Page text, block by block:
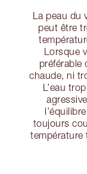
La peau du
peut être
Lorsque
préférable
chaude, ni
L’eau
toujours
température